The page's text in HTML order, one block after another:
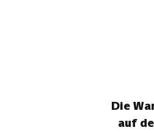
Die
auf